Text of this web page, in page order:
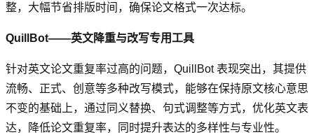
整，大幅节省排版时间，确保论文格式一次达标。
QuillBot——英文降重与改写专用工具
针对英文论文重复率过高的问题，QuillBot 表现突出，其提供
流畅、正式、创意等多种改写模式，能够在保持原文核心意思
不变的基础上，通过同义替换、句式调整等方式，优化英文表
达，降低论文重复率，同时提升表达的多样性与专业性。